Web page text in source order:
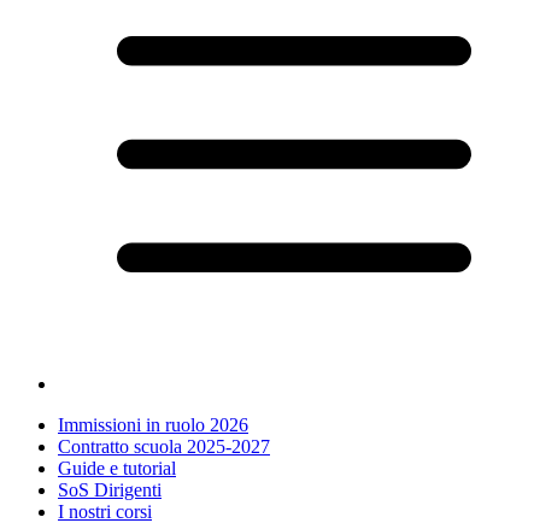
Immissioni in ruolo 2026
Contratto scuola 2025-2027
Guide e tutorial
SoS Dirigenti
I nostri corsi